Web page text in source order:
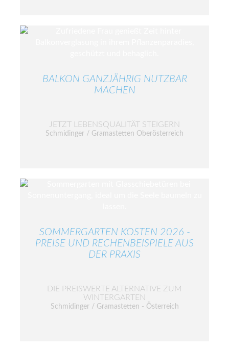
BALKON GANZJÄHRIG NUTZBAR
MACHEN
JETZT LEBENSQUALITÄT STEIGERN
Schmidinger / Gramastetten Oberösterreich
SOMMERGARTEN KOSTEN 2026 -
PREISE UND RECHENBEISPIELE AUS
DER PRAXIS
DIE PREISWERTE ALTERNATIVE ZUM
WINTERGARTEN
Schmidinger / Gramastetten - Österreich